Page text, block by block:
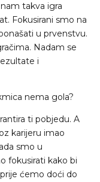
takva igra
Fokusirani smo na
u prvenstvu.
Nadam se
i
nema gola?
ti pobjedu. A
karijeru imao
smo u
fokusirati kako bi
ćemo doći do